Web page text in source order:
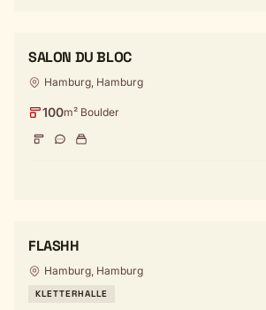
SALON DU BLOC
Hamburg, Hamburg
100m² Boulder
FLASHH
Hamburg, Hamburg
KLETTERHALLE